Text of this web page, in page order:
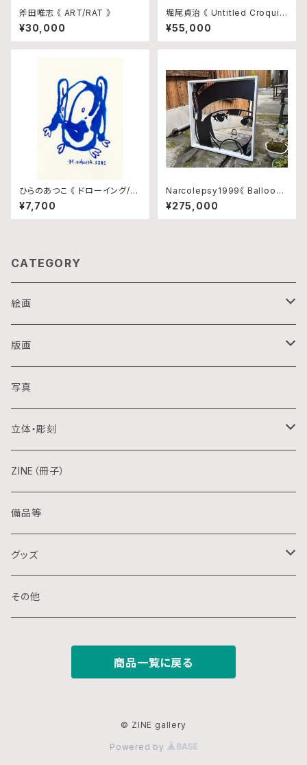
斧田唯志 《 ART/RAT 》
¥30,000
堀尾貞治 《 Untitled Croquis
1 》
¥55,000
ひらのあつこ 《 ドローイング/N
o.13 》
¥7,700
Narcolepsy1999《 Balloon
popping3 》
¥275,000
CATEGORY
絵画
油画
アクリル画
日本画
水彩画
クレパス画
水墨画
スプレー画
版画
銅版画
木版画
シルクスクリーン
リトグラフ
デジタル
ステンシル
デジタルプリント
写真
立体・彫刻
陶芸
金属
石
木
ZINE（冊子）
備品等
グッズ
ポストカード
その他
商品一覧に戻る
© ZINE gallery
Powered by